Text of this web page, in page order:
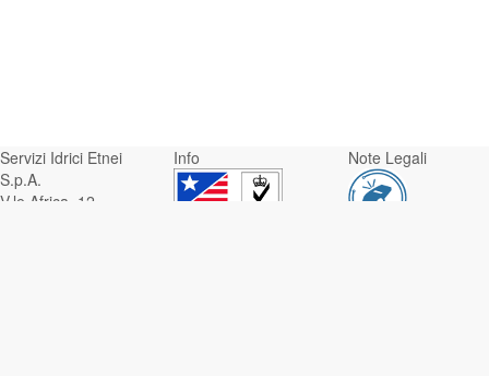
Servizi Idrici Etnei
S.p.A.
V.le Africa, 12 -
Info Note Legali